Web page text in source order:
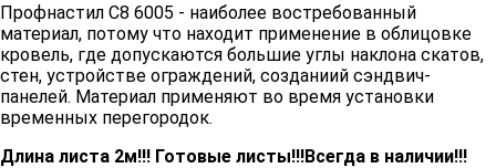
Профнастил С8 6005 - наиболее востребованный
материал, потому что находит применение в облицовке
кровель, где допускаются большие углы наклона скатов,
стен, устройстве ограждений, созданиий сэндвич-
панелей. Материал применяют во время установки
временных перегородок.
Длина листа 2м!!! Готовые листы!!!Всегда в наличии!!!